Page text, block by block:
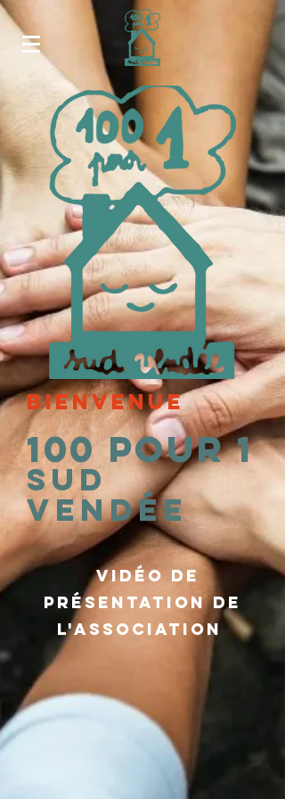
BIENVENUE
100 pour 1
sud
vendée
vidéo de
présentation de
l'association